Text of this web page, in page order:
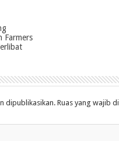
Farmers
dipublikasikan. Ruas yang wajib